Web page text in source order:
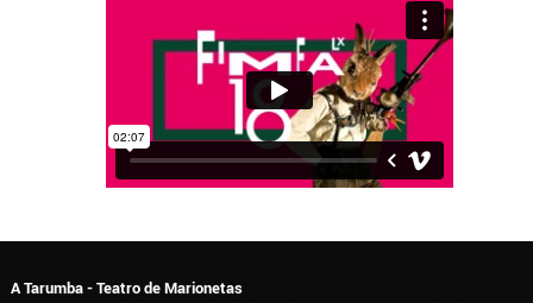
A Tarumba - Teatro de Marionetas